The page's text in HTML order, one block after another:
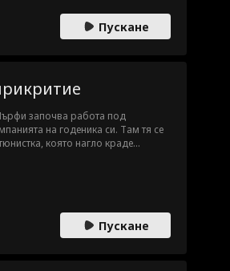
и чувствата между
Пускане
започва работа под
на годеника си. Там тя се
която нагло краде
Пускане